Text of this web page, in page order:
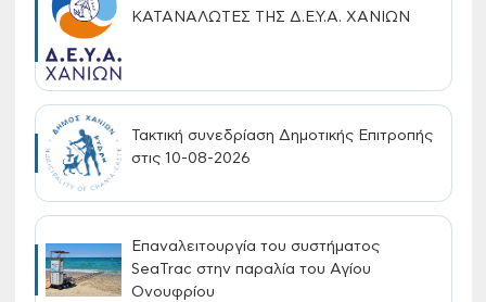
ΚΑΤΑΝΑΛΩΤΕΣ ΤΗΣ Δ.Ε.Υ.Α. ΧΑΝΙΩΝ
Τακτική συνεδρίαση Δημοτικής Επιτροπής
στις 10-08-2026
Επαναλειτουργία του συστήματος
SeaTrac στην παραλία του Αγίου
Ονουφρίου